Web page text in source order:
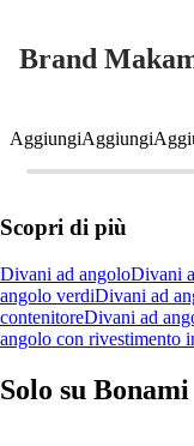
Brand
AggiungiAggiungi
Scopri di più
Divani ad angoloDivani
angolo verdiDivani ad
contenitoreDivani ad
angolo con rivestimento
Solo su Bonami